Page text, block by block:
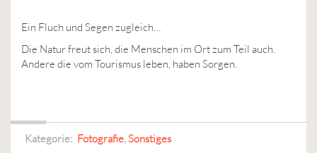
Ein Fluch und Segen zugleich…
Die Natur freut sich, die Menschen im Ort zum Teil auch.
Andere die vom Tourismus leben, haben Sorgen.
Kategorie: Fotografie, Sonstiges